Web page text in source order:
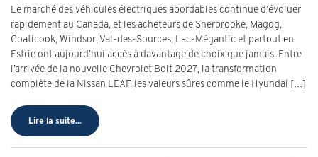
Le marché des véhicules électriques abordables continue d’évoluer
rapidement au Canada, et les acheteurs de Sherbrooke, Magog,
Coaticook, Windsor, Val-des-Sources, Lac-Mégantic et partout en
Estrie ont aujourd’hui accès à davantage de choix que jamais. Entre
l’arrivée de la nouvelle Chevrolet Bolt 2027, la transformation
complète de la Nissan LEAF, les valeurs sûres comme le Hyundai […]
Lire la suite...